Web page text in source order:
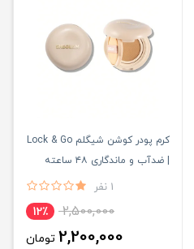
کرم پودر کوشن شیگلم Lock & Go
| ضدآب و ماندگاری ۴۸ ساعته
1 نفر
2,500,000 12٪
2,200,000 تومان